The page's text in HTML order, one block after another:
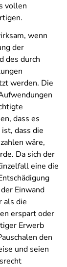
vollen
wenn
der
des durch
werden. Die
dass es
dass die
wäre,
Da sich der
eine die
Einwand
als die
erspart oder
Erwerb
den
und seien